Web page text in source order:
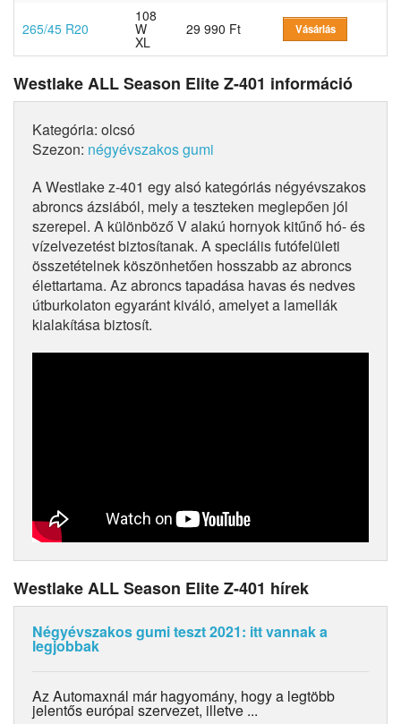
265/45 R20
108
W
XL
29 990 Ft Vásárlás
Westlake ALL Season Elite Z-401 információ
Kategória: olcsó
Szezon: négyévszakos gumi
A Westlake z-401 egy alsó kategóriás négyévszakos
abroncs ázsiából, mely a teszteken meglepően jól
szerepel. A különböző V alakú hornyok kitűnő hó- és
vízelvezetést biztosítanak. A speciális futófelületi
összetételnek köszönhetően hosszabb az abroncs
élettartama. Az abroncs tapadása havas és nedves
útburkolaton egyaránt kiváló, amelyet a lamellák
kialakítása biztosít.
Westlake ALL Season Elite Z-401 hírek
Négyévszakos gumi teszt 2021: itt vannak a
legjobbak
Az Automaxnál már hagyomány, hogy a legtöbb
jelentős európai szervezet, illetve ...